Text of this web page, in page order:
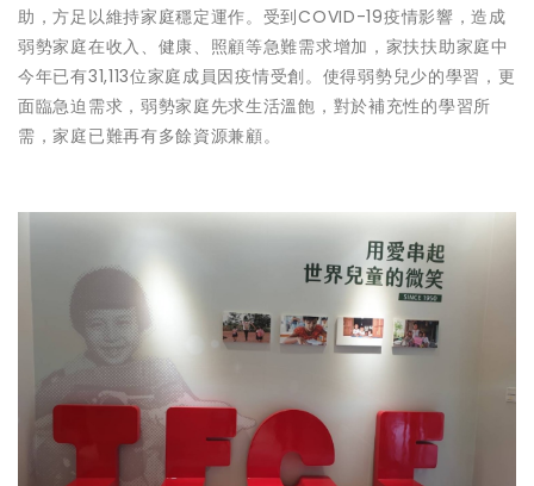
助，方足以維持家庭穩定運作。受到COVID-19疫情影響，造成
弱勢家庭在收入、健康、照顧等急難需求增加，家扶扶助家庭中
今年已有31,113位家庭成員因疫情受創。使得弱勢兒少的學習，更
面臨急迫需求，弱勢家庭先求生活溫飽，對於補充性的學習所
需，家庭已難再有多餘資源兼顧。